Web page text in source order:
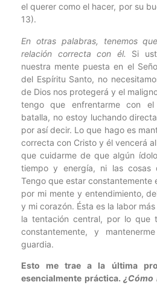
el querer como el hacer, por su
13).
En otras palabras, tenemos
relación correcta con él. Si
nuestra mente puesta en el
del Espíritu Santo, no
de Dios nos protegerá y el
tengo que enfrentarme con
batalla, no estoy luchando
por así decir. Lo que hago es
correcta con Cristo y él vencerá
que cuidarme de que algún
tiempo y energía, ni las cosas
Tengo que estar
por mi mente y entendimiento,
y mi corazón. Ésta es la labor
la tentación central, por lo que
constantemente, y
guardia.
Esto me trae a la última
esencialmente práctica.¿Cómo